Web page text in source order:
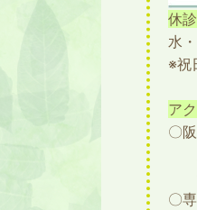
休
水
※祝
ア
〇
豊
千
〇